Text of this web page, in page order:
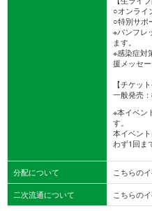
○オンライ
○特別サポ
※パンフレ
ます。
※感染症対
援メッセー
【チケッ
一般発売
※本イベン
す。
本イベン
わず1回ま
分配について
こちらの
二次流通について
こちらの